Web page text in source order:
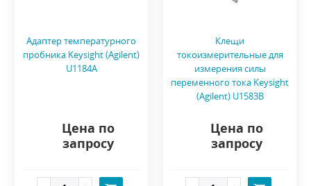
Адаптер температурного
пробника Keysight (Agilent)
U1184A
Цена по
запросу
Клещи
токоизмерительные для
измерения силы
переменного тока Keysight
(Agilent) U1583B
Цена по
запросу